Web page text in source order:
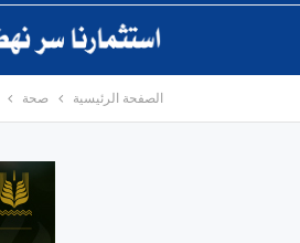
الصفحة الرئيسية صحة